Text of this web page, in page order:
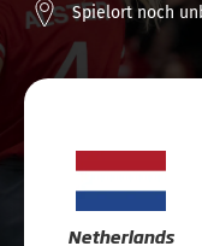
Spielort noch
Netherlands